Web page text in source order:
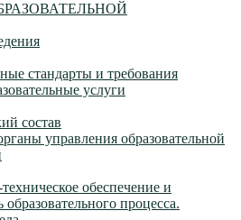
стандарты и требования
услуги
состав
управления образовательной
обеспечение и
процесса.